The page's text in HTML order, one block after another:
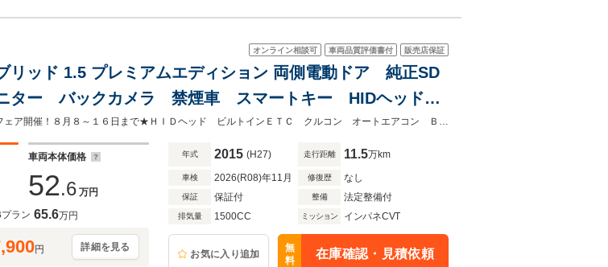
オンライン相談可 車両品質評価書付 販売店保証
リッド 1.5 プレミアムエディション 両側電動ドア 純正SD
ター バックカメラ 禁煙車 スマートキー HIDヘッド
クルコン オートエアコン Bluetooth CD DVD再生★ネクステージ夏トクフェア開催！８月８～１６日まで★ＨＩＤヘッド ビルトインＥＴＣ クルコン オートエアコン Ｂｌｕｅｔｏｏｔｈ ＣＤ ＤＶＤ再生
車両本体価格
52.6 万円
プラン 65.6万円
円 詳細を見る
年式 2015 (H27) 走行距離 11.5万km
車検 2026(R08)年11月 修復歴 なし
保証 保証付 整備 法定整備付
排気量 1500CC ミッション インパネCVT
お気に入り追加
無
料
在庫確認・見積依頼